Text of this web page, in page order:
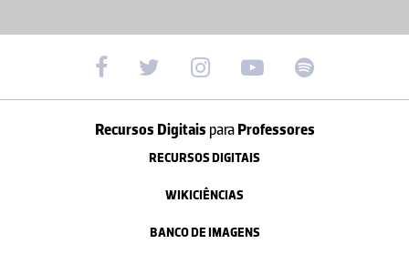
Recursos Digitais paraProfessores
RECURSOS DIGITAIS
WIKICIÊNCIAS
BANCO DE IMAGENS